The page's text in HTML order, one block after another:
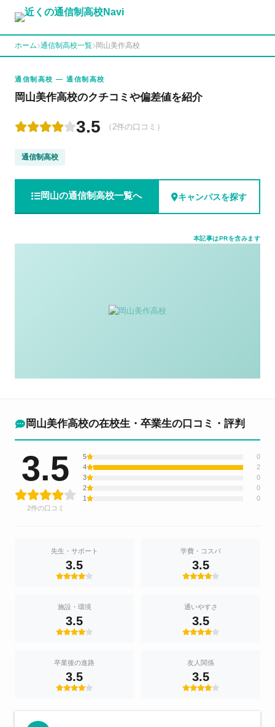
ホーム 通信制高校一覧 岡山美作高校
通信制高校 — 通信制高校
岡山美作高校のクチコミや偏差値を紹介
3.5 （2件の口コミ）
通信制高校
岡山の通信制高校一覧へ キャンパスを探す
本記事はPRを含みます
岡山美作高校の在校生・卒業生の口コミ・評判
3.5
2件の口コミ
5
0
4
2
3
0
2
0
1
0
先生・サポート
3.5
学費・コスパ
3.5
施設・環境
3.5
通いやすさ
3.5
卒業後の進路
3.5
友人関係
3.5